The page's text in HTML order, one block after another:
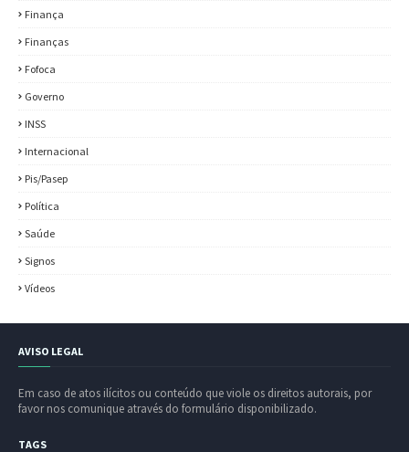
Finança
Finanças
Fofoca
Governo
INSS
Internacional
Pis/Pasep
Política
Saúde
Signos
Vídeos
AVISO LEGAL
Em caso de atos ilícitos ou conteúdo que viole os direitos autorais, por
favor nos comunique através do formulário disponibilizado.
TAGS